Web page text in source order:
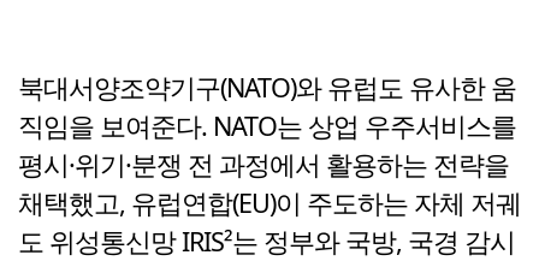
북대서양조약기구(NATO)와 유럽도 유사한 움
직임을 보여준다. NATO는 상업 우주서비스를
평시·위기·분쟁 전 과정에서 활용하는 전략을
채택했고, 유럽연합(EU)이 주도하는 자체 저궤
도 위성통신망 IRIS²는 정부와 국방, 국경 감시